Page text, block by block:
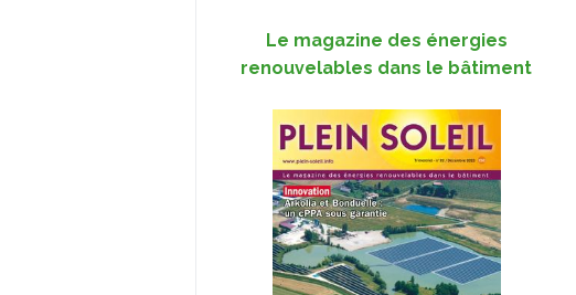
Le magazine des énergies
renouvelables dans le bâtiment